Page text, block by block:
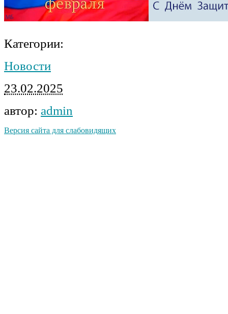
Категории:
Новости
23.02.2025
автор: admin
Версия сайта для слабовидящих